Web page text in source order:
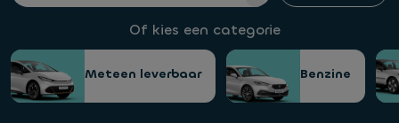
Of kies een categorie
Meteen leverbaar Benzine